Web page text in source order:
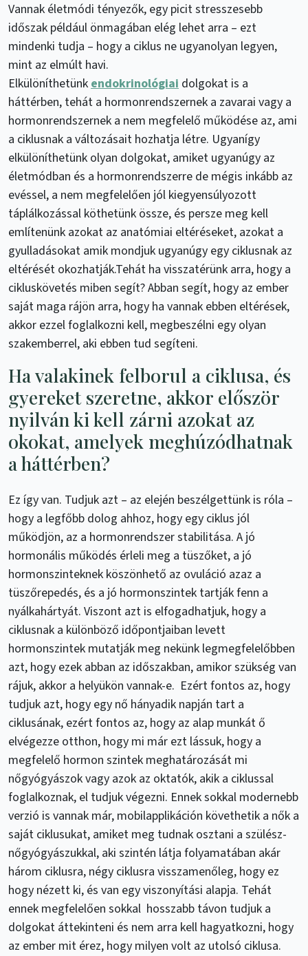
Vannak életmódi tényezők, egy picit stresszesebb
időszak például önmagában elég lehet arra – ezt
mindenki tudja – hogy a ciklus ne ugyanolyan legyen,
mint az elmúlt havi.
Elkülöníthetünkendokrinológiai dolgokat is a
háttérben, tehát a hormonrendszernek a zavarai vagy a
hormonrendszernek a nem megfelelő működése az, ami
a ciklusnak a változásait hozhatja létre. Ugyanígy
elkülöníthetünk olyan dolgokat, amiket ugyanúgy az
életmódban és a hormonrendszerre de mégis inkább az
evéssel, a nem megfelelően jól kiegyensúlyozott
táplálkozással köthetünk össze, és persze meg kell
említenünk azokat az anatómiai eltéréseket, azokat a
gyulladásokat amik mondjuk ugyanúgy egy ciklusnak az
eltérését okozhatják.Tehát ha visszatérünk arra, hogy a
cikluskövetés miben segít? Abban segít, hogy az ember
saját maga rájön arra, hogy ha vannak ebben eltérések,
akkor ezzel foglalkozni kell, megbeszélni egy olyan
szakemberrel, aki ebben tud segíteni.
Ha valakinek felborul a ciklusa, és
gyereket szeretne, akkor először
nyilván ki kell zárni azokat az
okokat, amelyek meghúzódhatnak
a háttérben?
Ez így van. Tudjuk azt – az elején beszélgettünk is róla –
hogy a legfőbb dolog ahhoz, hogy egy ciklus jól
működjön, az a hormonrendszer stabilitása. A jó
hormonális működés érleli meg a tüszőket, a jó
hormonszinteknek köszönhető az ovuláció azaz a
tüszőrepedés, és a jó hormonszintek tartják fenn a
nyálkahártyát. Viszont azt is elfogadhatjuk, hogy a
ciklusnak a különböző időpontjaiban levett
hormonszintek mutatják meg nekünk legmegfelelőbben
azt, hogy ezek abban az időszakban, amikor szükség van
rájuk, akkor a helyükön vannak-e. Ezért fontos az, hogy
tudjuk azt, hogy egy nő hányadik napján tart a
ciklusának, ezért fontos az, hogy az alap munkát ő
elvégezze otthon, hogy mi már ezt lássuk, hogy a
megfelelő hormon szintek meghatározását mi
nőgyógyászok vagy azok az oktatók, akik a ciklussal
foglalkoznak, el tudjuk végezni. Ennek sokkal modernebb
verzió is vannak már, mobilapplikáción követhetik a nők a
saját ciklusukat, amiket meg tudnak osztani a szülész-
nőgyógyászukkal, aki szintén látja folyamatában akár
három ciklusra, négy ciklusra visszamenőleg, hogy ez
hogy nézett ki, és van egy viszonyítási alapja. Tehát
ennek megfelelően sokkal hosszabb távon tudjuk a
dolgokat áttekinteni és nem arra kell hagyatkozni, hogy
az ember mit érez, hogy milyen volt az utolsó ciklusa.